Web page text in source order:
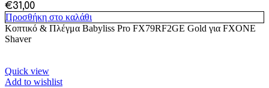
€31,00
Προσθήκη στο καλάθι
Κοπτικό & Πλέγμα Babyliss Pro FX79RF2GE Gold για FXONE
Shaver
Quick view
Add to wishlist